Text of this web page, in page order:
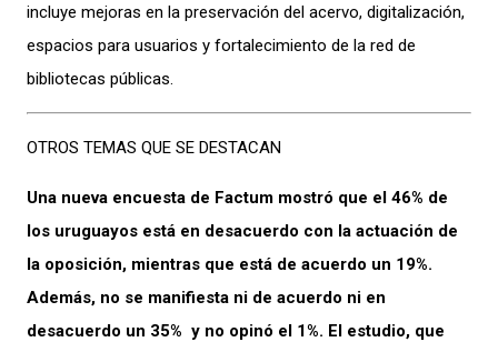
incluye mejoras en la preservación del acervo, digitalización,
espacios para usuarios y fortalecimiento de la red de
bibliotecas públicas.
OTROS TEMAS QUE SE DESTACAN
Una nueva encuesta de Factum mostró que el 46% de
los uruguayos está en desacuerdo con la actuación de
la oposición, mientras que está de acuerdo un 19%.
Además, no se manifiesta ni de acuerdo ni en
desacuerdo un 35% y no opinó el 1%. El estudio, que